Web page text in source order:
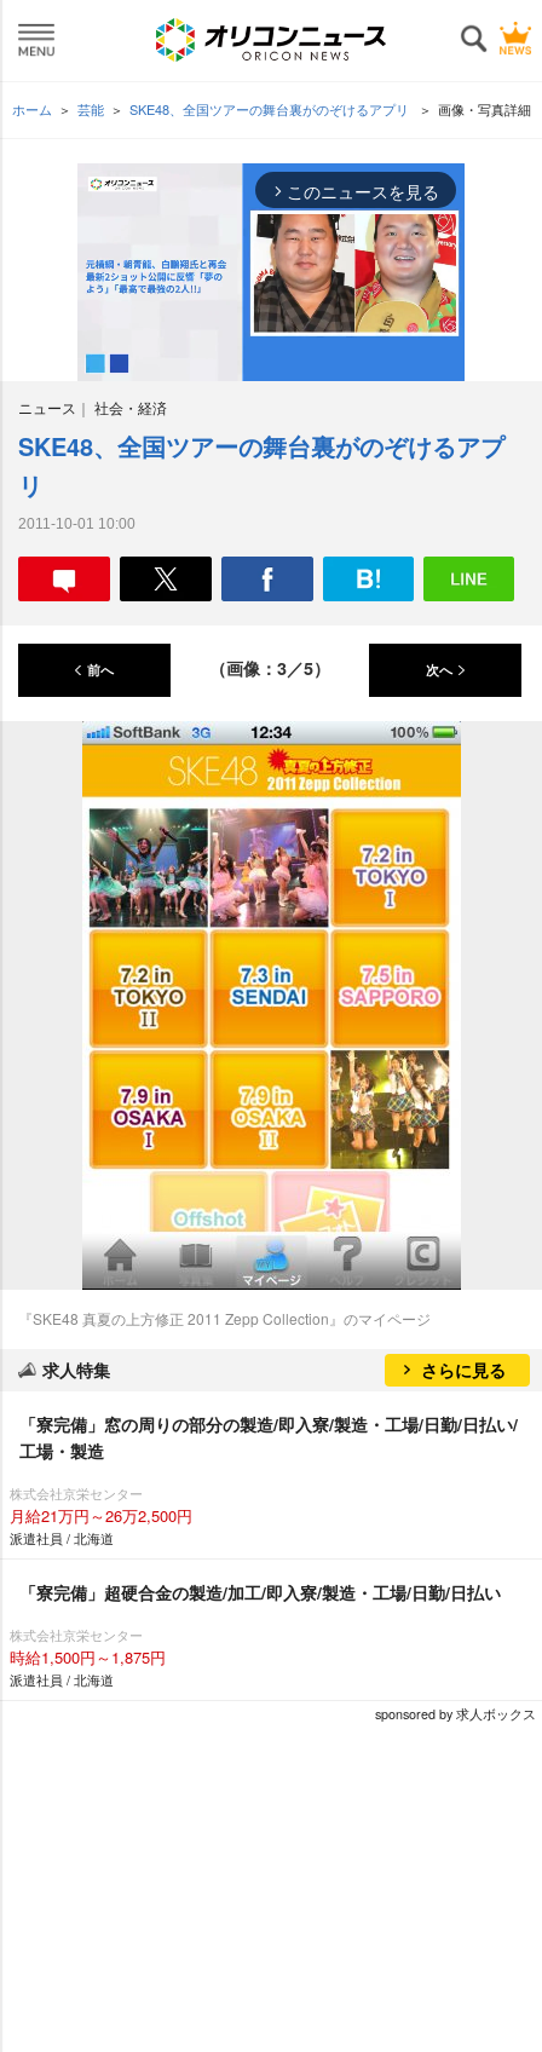
ホーム 芸能 SKE48、全国ツアーの舞台裏がのぞけるアプリ 画像・写真詳細
arrow_forward_ios このニュースを見る
M
ニュース 社会・経済
SKE48、全国ツアーの舞台裏がのぞけるアプ
リ
2011-10-01 10:00
前へ （画像：3／5） 次へ
『SKE48 真夏の上方修正 2011 Zepp Collection』のマイページ
求人特集 さらに見る
「寮完備」窓の周りの部分の製造/即入寮/製造・工場/日勤/日払い/
工場・製造
株式会社京栄センター
月給21万円～26万2,500円
派遣社員 / 北海道
「寮完備」超硬合金の製造/加工/即入寮/製造・工場/日勤/日払い
株式会社京栄センター
時給1,500円～1,875円
派遣社員 / 北海道
sponsored by 求人ボックス